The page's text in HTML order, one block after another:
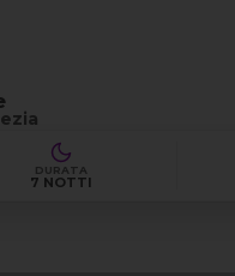
DURATA
7 NOTTI